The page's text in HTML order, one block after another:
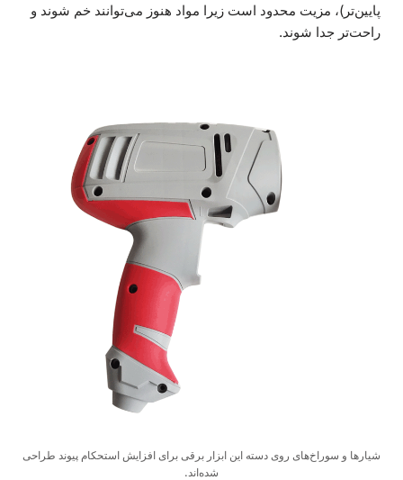
پایین‌تر)، مزیت محدود است زیرا مواد هنوز می‌توانند خم شوند و
راحت‌تر جدا شوند.
شیارها و سوراخ‌های روی دسته این ابزار برقی برای افزایش استحکام پیوند طراحی
شده‌اند.